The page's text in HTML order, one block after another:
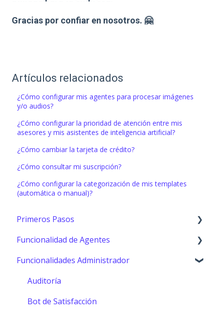
Gracias por confiar en nosotros. 🤗
Artículos relacionados
¿Cómo configurar mis agentes para procesar imágenes
y/o audios?
¿Cómo configurar la prioridad de atención entre mis
asesores y mis asistentes de inteligencia artificial?
¿Cómo cambiar la tarjeta de crédito?
¿Cómo consultar mi suscripción?
¿Cómo configurar la categorización de mis templates
(automática o manual)?
Primeros Pasos
Primeros pasos
Funcionalidad de Agentes
Consola (Agentes)
Configuración Agentes
Herramientas y funciones
Funcionalidades Administrador
Auditoría
Bot de Satisfacción